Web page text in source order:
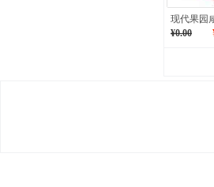
现代果园
¥0.00